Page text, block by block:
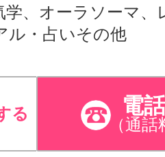
学、オーラソーマ、
ル・占いその他
る 電
（通話